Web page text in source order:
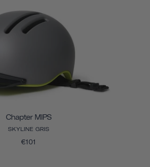
Chapter MIPS
SKYLINE GRIS
€101